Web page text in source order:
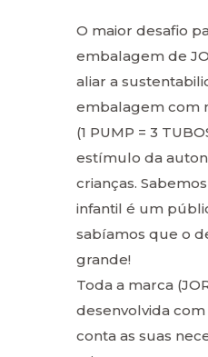
O maior desafio
embalagem de
aliar a
embalagem com
(1 PUMP = 3
estímulo da
crianças.
infantil é um
sabíamos que o
grande!
Toda a marca
desenvolvida
conta as suas